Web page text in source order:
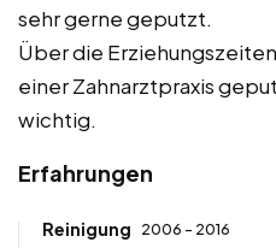
sehr gerne geputzt.
Über die
einer Zahnarztpraxis
wichtig.
Erfahrungen
Reinigung 2006 - 2016